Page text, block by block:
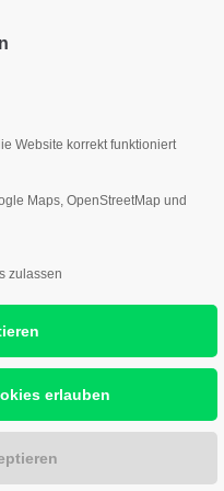
376-293 City Road, Suite
+44 1234 567 890
zeigen Kunst Wir
/
Website korrekt funktioniert
Maps, OpenStreetMap und
zulassen